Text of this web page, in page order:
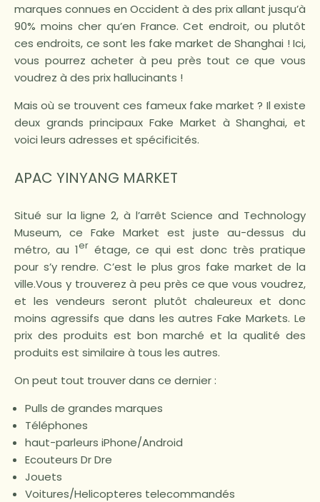
marques connues en Occident à des prix allant jusqu’à
90% moins cher qu’en France. Cet endroit, ou plutôt
ces endroits, ce sont les fake market de Shanghai ! Ici,
vous pourrez acheter à peu près tout ce que vous
voudrez à des prix hallucinants !
Mais où se trouvent ces fameux fake market ? Il existe
deux grands principaux Fake Market à Shanghai, et
voici leurs adresses et spécificités.
APAC YINYANG MARKET
Situé sur la ligne 2, à l’arrêt Science and Technology
Museum, ce Fake Market est juste au-dessus du
métro, au 1er étage, ce qui est donc très pratique
pour s’y rendre. C’est le plus gros fake market de la
ville.Vous y trouverez à peu près ce que vous voudrez,
et les vendeurs seront plutôt chaleureux et donc
moins agressifs que dans les autres Fake Markets. Le
prix des produits est bon marché et la qualité des
produits est similaire à tous les autres.
On peut tout trouver dans ce dernier :
Pulls de grandes marques
Téléphones
haut-parleurs iPhone/Android
Ecouteurs Dr Dre
Jouets
Voitures/Helicopteres telecommandés